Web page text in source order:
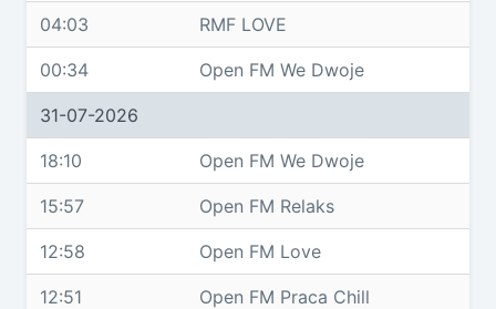
04:03 RMF LOVE
00:34 Open FM We Dwoje
31-07-2026
18:10 Open FM We Dwoje
15:57 Open FM Relaks
12:58 Open FM Love
12:51 Open FM Praca Chill